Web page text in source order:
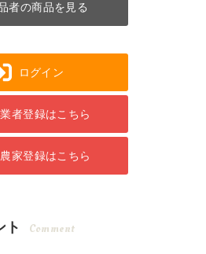
者の商品を見る
ログイン
業者登録はこちら
農家登録はこちら
ト Comment